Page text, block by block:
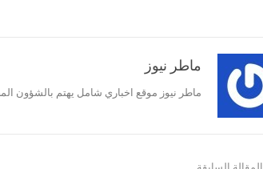
ماطر نيوز
ماطر نيوز موقع اخباري شامل يهتم بالشؤون